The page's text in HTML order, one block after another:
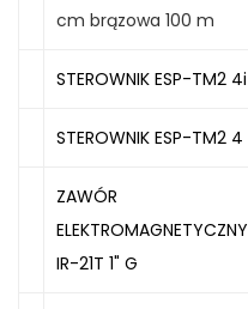
cm brązowa 100 m
STEROWNIK ESP-TM2 4i
STEROWNIK ESP-TM2 4
ZAWÓR
ELEKTROMAGNETYCZNY
IR-21T 1" G